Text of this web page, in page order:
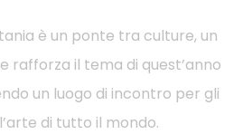
è un ponte tra culture, un
rafforza il tema di quest’anno
un luogo di incontro per gli
di tutto il mondo.